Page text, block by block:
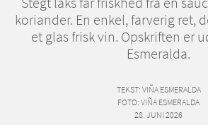
koriander. En enkel, farverig ret,
et glas frisk vin. Opskriften er
Esmeralda.
TEKST: VIÑA ESMERALDA
FOTO: VIÑA ESMERALDA
28. JUNI 2026